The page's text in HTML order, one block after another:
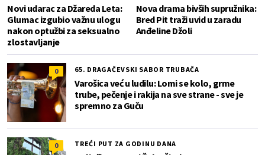
Novi udarac za Džareda Leta:
Glumac izgubio važnu ulogu
nakon optužbi za seksualno
zlostavljanje
Nova drama bivših supružnika:
Bred Pit traži uvid u zaradu
Anđeline Džoli
0 65. DRAGAČEVSKI SABOR TRUBAČA
Varošica već u ludilu: Lomi se kolo, grme
trube, pečenje i rakija na sve strane - sve je
spremno za Guču
0 TREĆI PUT ZA GODINU DANA